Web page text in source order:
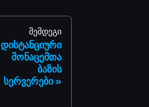
შემდეგი
დისტანციური
მონაცემთა
ბაზის
სერვერები